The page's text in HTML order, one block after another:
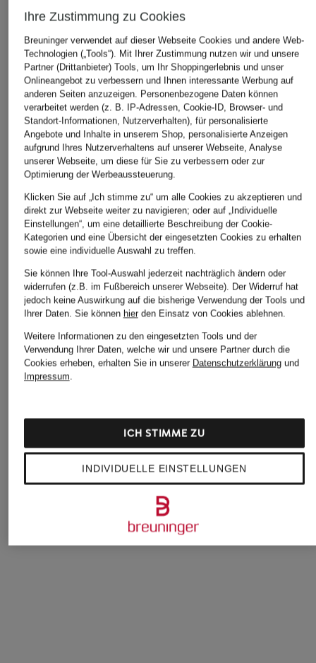
ÄHNLICHE ARTIKEL ENTDECKEN
Sweatpants LANEY
Bermudas BLAIRSW
109,99 €
Marlenehose
Ihre Zustimmung zu Cookies
Breuninger verwendet auf dieser Webseite Cookies und andere Web-
Technologien („Tools“). Mit Ihrer Zustimmung nutzen wir und unsere
Partner (Drittanbieter) Tools, um Ihr Shoppingerlebnis und unser
Onlineangebot zu verbessern und Ihnen interessante Werbung auf
anderen Seiten anzuzeigen. Personenbezogene Daten können
verarbeitet werden (z. B. IP-Adressen, Cookie-ID, Browser- und
Standort-Informationen, Nutzerverhalten), für personalisierte
Angebote und Inhalte in unserem Shop, personalisierte Anzeigen
aufgrund Ihres Nutzerverhaltens auf unserer Webseite, Analyse
unserer Webseite, um diese für Sie zu verbessern oder zur
Optimierung der Werbeaussteuerung.
Klicken Sie auf „Ich stimme zu“ um alle Cookies zu akzeptieren und
direkt zur Webseite weiter zu navigieren; oder auf „Individuelle
Einstellungen“, um eine detaillierte Beschreibung der Cookie-
Kategorien und eine Übersicht der eingesetzten Cookies zu erhalten
sowie eine individuelle Auswahl zu treffen.
Sie können Ihre Tool-Auswahl jederzeit nachträglich ändern oder
widerrufen (z.B. im Fußbereich unserer Webseite). Der Widerruf hat
jedoch keine Auswirkung auf die bisherige Verwendung der Tools und
Ihrer Daten. Sie können hierden Einsatz von Cookies ablehnen.
Weitere Informationen zu den eingesetzten Tools und der
Verwendung Ihrer Daten, welche wir und unsere Partner durch die
Cookies erheben, erhalten Sie in unserer Datenschutzerklärungund
Impressum.
INDIVIDUELLE EINSTELLUNGEN
ICH STIMME ZU